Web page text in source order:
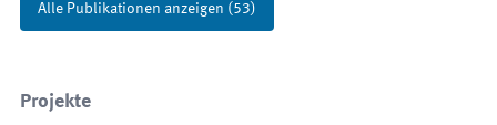
Alle Publikationen anzeigen (53)
Projekte